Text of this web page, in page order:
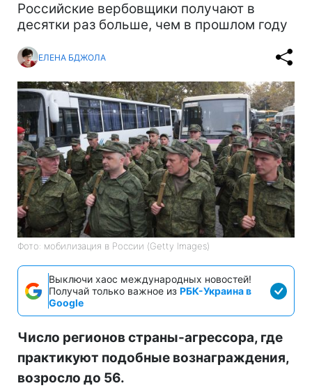
Российские вербовщики получают в
десятки раз больше, чем в прошлом году
ЕЛЕНА БДЖОЛА
Фото: мобилизация в России (Getty Images)
Выключи хаос международных новостей!
Получай только важное из РБК-Украина в
Google
Число регионов страны-агрессора, где
практикуют подобные вознаграждения,
возросло до 56.